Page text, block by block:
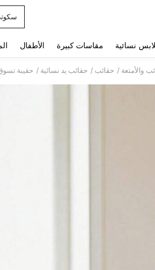
نسائية مقاسات كبيرة الأطفال
والأمتعة / حقائب / حقائب يد نسائية /